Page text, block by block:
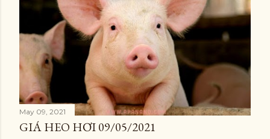
May 09, 2021
GIÁ HEO HƠI 09/05/2021